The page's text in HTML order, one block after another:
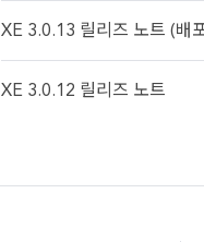
XE 3.0.13 릴리즈 노트 (배
XE 3.0.12 릴리즈 노트